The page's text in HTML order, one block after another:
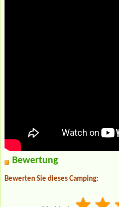
Bewertung
Bewerten Sie dieses Camping: